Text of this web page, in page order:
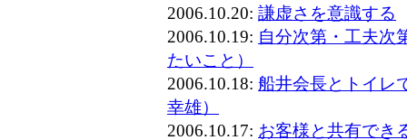
2006.10.20: 謙虚さを意識する
2006.10.19: 自分次第・工夫
たいこと）
2006.10.18: 船井会長とトイレ
幸雄）
2006.10.17: お客様と共有で